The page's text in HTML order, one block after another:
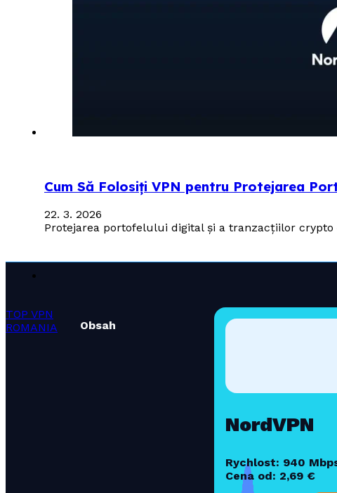
Cum Să Folosiți VPN pentru Protejarea
22. 3. 2026
Protejarea portofelului digital și a tranzacțiilor
TOP VPN
ROMANIA
Obsah
NordVPN
Rychlost: 940
Cena od: 2,69 €